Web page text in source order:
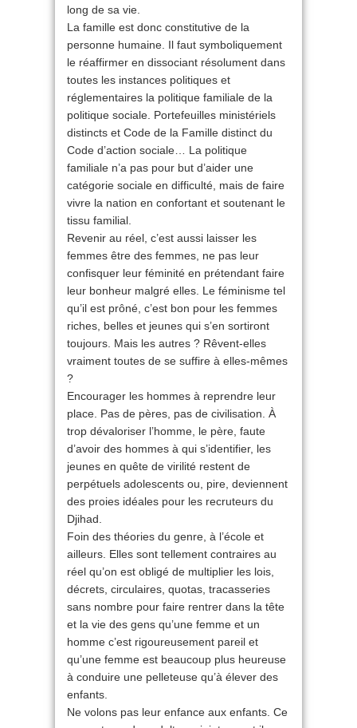
long de sa vie.
La famille est donc constitutive de la
personne humaine. Il faut symboliquement
le réaffirmer en dissociant résolument dans
toutes les instances politiques et
réglementaires la politique familiale de la
politique sociale. Portefeuilles ministériels
distincts et Code de la Famille distinct du
Code d’action sociale… La politique
familiale n’a pas pour but d’aider une
catégorie sociale en difficulté, mais de faire
vivre la nation en confortant et soutenant le
tissu familial.
Revenir au réel, c’est aussi laisser les
femmes être des femmes, ne pas leur
confisquer leur féminité en prétendant faire
leur bonheur malgré elles. Le féminisme tel
qu’il est prôné, c’est bon pour les femmes
riches, belles et jeunes qui s’en sortiront
toujours. Mais les autres ? Rêvent-elles
vraiment toutes de se suffire à elles-mêmes
?
Encourager les hommes à reprendre leur
place. Pas de pères, pas de civilisation. À
trop dévaloriser l’homme, le père, faute
d’avoir des hommes à qui s’identifier, les
jeunes en quête de virilité restent de
perpétuels adolescents ou, pire, deviennent
des proies idéales pour les recruteurs du
Djihad.
Foin des théories du genre, à l’école et
ailleurs. Elles sont tellement contraires au
réel qu’on est obligé de multiplier les lois,
décrets, circulaires, quotas, tracasseries
sans nombre pour faire rentrer dans la tête
et la vie des gens qu’une femme et un
homme c’est rigoureusement pareil et
qu’une femme est beaucoup plus heureuse
à conduire une pelleteuse qu’à élever des
enfants.
Ne volons pas leur enfance aux enfants. Ce